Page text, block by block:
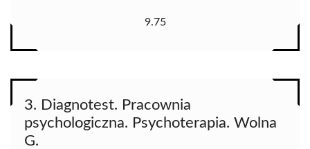
9.75
3. Diagnotest. Pracownia
psychologiczna. Psychoterapia. Wolna
G.